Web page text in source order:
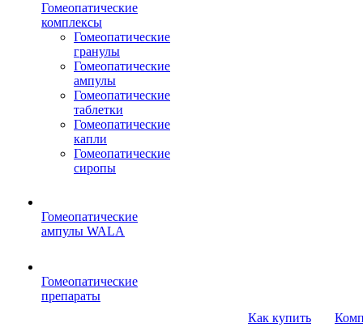
Гомеопатические
комплексы
Гомеопатические
гранулы
Гомеопатические
ампулы
Гомеопатические
таблетки
Гомеопатические
капли
Гомеопатические
сиропы
Гомеопатические
ампулы WALA
Гомеопатические
препараты
Как купить